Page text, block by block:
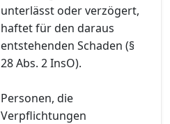
unterlässt oder verzögert,
haftet für den daraus
entstehenden Schaden (§
28 Abs. 2 InsO).
Personen, die
Verpflichtungen